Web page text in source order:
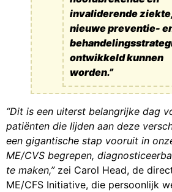
invaliderende
nieuwe preventie-
ontwikkeld kunnen
worden.”
“Dit is een uiterst belangrijke dag
patiënten die lijden aan deze
een gigantische stap vooruit in
ME/CVS begrepen,
te maken,” zei Carol Head, de
ME/CFS Initiative, die persoonlijk